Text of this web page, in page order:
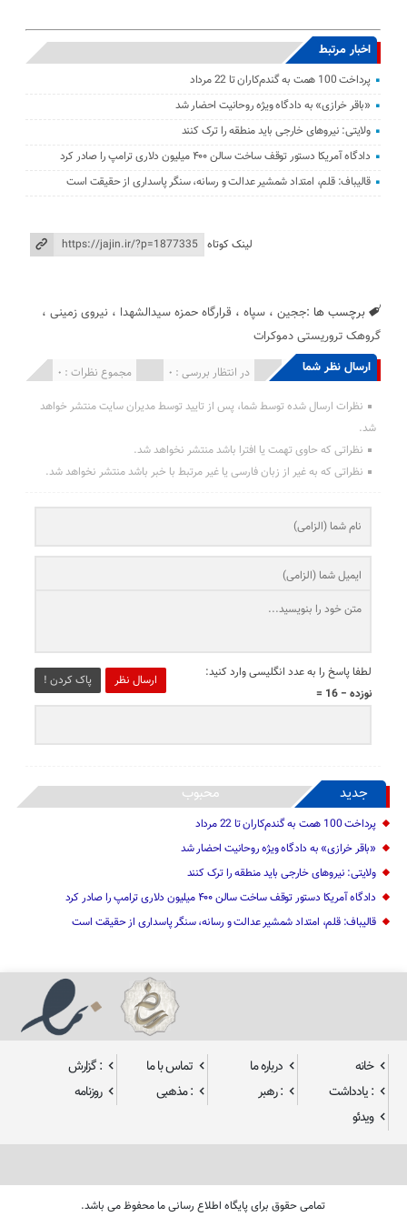
اخبار مرتبط
پرداخت 100 همت به گندم‌کاران تا 22 مرداد
«باقر خرازی» به دادگاه ویژه روحانیت احضار شد
ولایتی: نیرو‌های خارجی باید منطقه را ترک کنند
دادگاه آمریکا دستور توقف ساخت سالن ۴۰۰ میلیون دلاری ترامپ را صادر کرد
قالیباف: قلم، امتداد شمشیر عدالت و رسانه، سنگر پاسداری از حقیقت است
لینک کوتاه
برچسب ها :ججین ،سپاه ، قرارگاه حمزه سیدالشهدا ، نیروی زمینی ،
گروهک تروریستی دموکرات
ارسال نظر شما مجموع نظرات : 0 در انتظار بررسی : 0 انتشار یافته : 0
نظرات ارسال شده توسط شما، پس از تایید توسط مدیران سایت منتشر خواهد
شد.
نظراتی که حاوی تهمت یا افترا باشد منتشر نخواهد شد.
نظراتی که به غیر از زبان فارسی یا غیر مرتبط با خبر باشد منتشر نخواهد شد.
ارسال نظر پاک کردن !
لطفا پاسخ را به عدد انگلیسی وارد کنید:
نوزده − 16 =
جدید محبوب
پرداخت 100 همت به گندم‌کاران تا 22 مرداد
«باقر خرازی» به دادگاه ویژه روحانیت احضار شد
ولایتی: نیرو‌های خارجی باید منطقه را ترک کنند
دادگاه آمریکا دستور توقف ساخت سالن ۴۰۰ میلیون دلاری ترامپ را صادر کرد
قالیباف: قلم، امتداد شمشیر عدالت و رسانه، سنگر پاسداری از حقیقت است
خانه درباره ما تماس با ما
: گزارش
: یادداشت
: رهبر : مذهبی
روزنامه
ویدئو
تمامی حقوق برای پایگاه اطلاع رسانی ما محفوظ می باشد.